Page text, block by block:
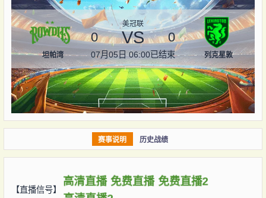
坦帕湾
美冠联
0 VS 0
07月05日 06:00已结束 列克星敦
赛事说明 历史战绩
【直播信号】
高清直播 免费直播 免费直播2